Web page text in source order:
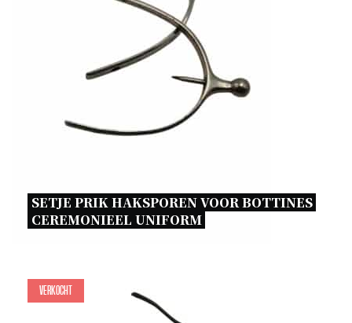
SETJE PRIK HAKSPOREN VOOR BOTTINES
CEREMONIEEL UNIFORM
Verkocht